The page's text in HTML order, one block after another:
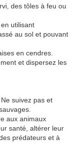
des tôles à feu ou
utilisant
au sol et pouvant
en cendres.
et dispersez les
suivez pas et
aux animaux
santé, altérer leur
prédateurs et à